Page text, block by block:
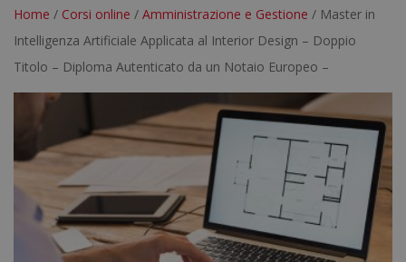
Home / Corsi online / Amministrazione e Gestione / Master in
Intelligenza Artificiale Applicata al Interior Design – Doppio
Titolo – Diploma Autenticato da un Notaio Europeo –